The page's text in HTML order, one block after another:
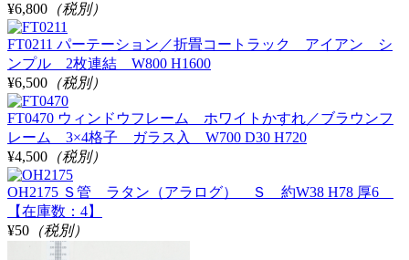
¥6,800 （税別）
FT0211 パーテーション／折畳コートラック アイアン シ
ンプル 2枚連結 W800 H1600
¥6,500 （税別）
FT0470 ウィンドウフレーム ホワイトかすれ／ブラウンフ
レーム 3×4格子 ガラス入 W700 D30 H720
¥4,500 （税別）
OH2175 Ｓ管 ラタン（アラログ） Ｓ 約W38 H78 厚6
【在庫数：4】
¥50 （税別）